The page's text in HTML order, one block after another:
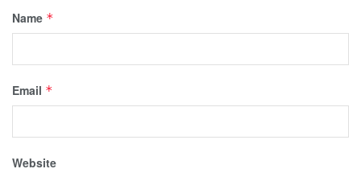
Name *
Email *
Website